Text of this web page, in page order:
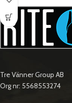
på klädesproduktion.
personer som gillar
tillverkade för att vara
Tre Vänner Group AB
Org nr: 5568553274